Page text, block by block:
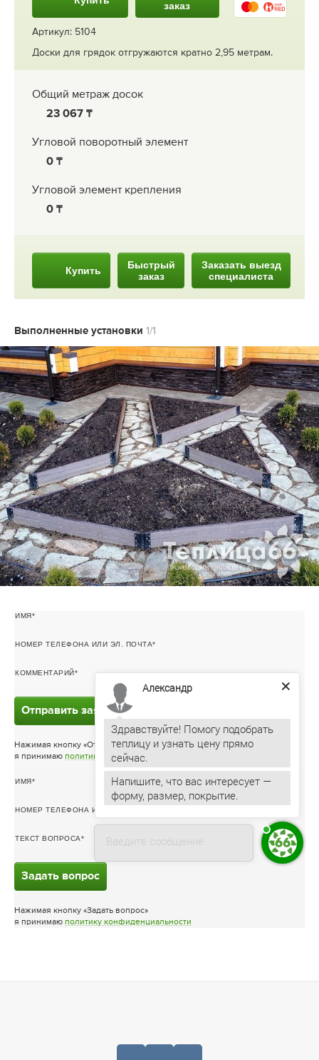
заказ
Артикул: 5104
Доски для грядок отгружаются кратно 2,95 метрам.
Общий метраж досок
23 067
Угловой поворотный элемент
0
Угловой элемент крепления
0
Купить
Быстрый
заказ
Заказать выезд
специалиста
Выполненные установки 1/1
ИМЯ
НОМЕР ТЕЛЕФОНА ИЛИ ЭЛ. ПОЧТА
КОММЕНТАРИЙ
Отправить заявку
Нажимая кнопку «Отправить заявку»
я принимаю политику конфиденциальности
ИМЯ
НОМЕР ТЕЛЕФОНА ИЛИ ЭЛ. ПОЧТА
ТЕКСТ ВОПРОСА
Задать вопрос
Нажимая кнопку «Задать вопрос»
я принимаю политику конфиденциальности
Введите сообщение
Александр
Здравствуйте! Помогу подобрать
теплицу и узнать цену прямо
Напишите, что вас интересует —
форму, размер, покрытие.